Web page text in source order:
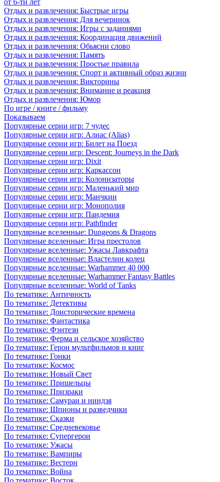
от 6-ти лет
Отдых и развлечения: Быстрые игры
Отдых и развлечения: Для вечеринок
Отдых и развлечения: Игры с заданиями
Отдых и развлечения: Координация движений
Отдых и развлечения: Обьясни слово
Отдых и развлечения: Память
Отдых и развлечения: Простые правила
Отдых и развлечения: Спорт и активный образ жизни
Отдых и развлечения: Викторины
Отдых и развлечения: Внимание и реакция
Отдых и развлечения: Юмор
По игре / книге / фильму
Показываем
Популярные серии игр: 7 чудес
Популярные серии игр: Алиас (Alias)
Популярные серии игр: Билет на Поезд
Популярные серии игр: Descent: Journeys in the Dark
Популярные серии игр: Dixit
Популярные серии игр: Каркассон
Популярные серии игр: Колонизаторы
Популярные серии игр: Маленький мир
Популярные серии игр: Манчкин
Популярные серии игр: Монополия
Популярные серии игр: Пандемия
Популярные серии игр: Pathfinder
Популярные вселенные: Dungeons & Dragons
Популярные вселенные: Игра престолов
Популярные вселенные: Ужасы Лавкрафта
Популярные вселенные: Властелин колец
Популярные вселенные: Warhammer 40 000
Популярные вселенные: Warhammer Fantasy Battles
Популярные вселенные: World of Tanks
По тематике: Античность
По тематике: Детективы
По тематике: Доисторические времена
По тематике: Фантастика
По тематике: Фэнтези
По тематике: Ферма и сельское хозяйство
По тематике: Герои мультфильмов и книг
По тематике: Гонки
По тематике: Космос
По тематике: Новый Свет
По тематике: Пришельцы
По тематике: Призраки
По тематике: Самураи и ниндзя
По тематике: Шпионы и разведчики
По тематике: Сказки
По тематике: Средневековье
По тематике: Супергерои
По тематике: Ужасы
По тематике: Вампиры
По тематике: Вестерн
По тематике: Война
По тематике: Восток